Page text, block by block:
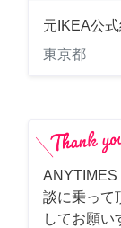
元IKEA公式
東京都
ANYTIMES
談に乗っ
してお願い